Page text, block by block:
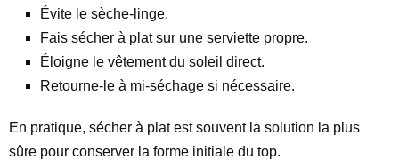
Évite le sèche-linge.
Fais sécher à plat sur une serviette propre.
Éloigne le vêtement du soleil direct.
Retourne-le à mi-séchage si nécessaire.
En pratique, sécher à plat est souvent la solution la plus
sûre pour conserver la forme initiale du top.